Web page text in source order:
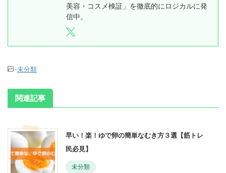
美容・コスメ検証」を徹底的にロジカルに発
信中。
-未分類
関連記事
早い！楽！ゆで卵の簡単なむき方３選【筋トレ
民必見】
未分類